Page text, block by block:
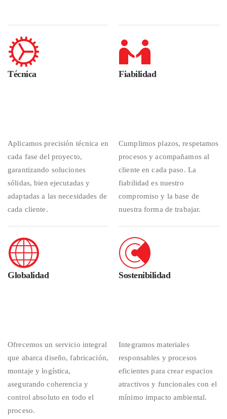
Técnica
Aplicamos precisión técnica en
cada fase del proyecto,
garantizando soluciones
sólidas, bien ejecutadas y
adaptadas a las necesidades de
cada cliente.
Fiabilidad
Cumplimos plazos, respetamos
procesos y acompañamos al
cliente en cada paso. La
fiabilidad es nuestro
compromiso y la base de
nuestra forma de trabajar.
Globalidad
Ofrecemos un servicio integral
que abarca diseño, fabricación,
montaje y logística,
asegurando coherencia y
control absoluto en todo el
proceso.
Sostenibilidad
Integramos materiales
responsables y procesos
eficientes para crear espacios
atractivos y funcionales con el
mínimo impacto ambiental.